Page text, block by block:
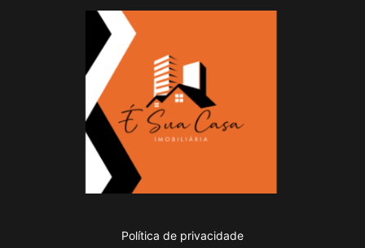
Política de privacidade